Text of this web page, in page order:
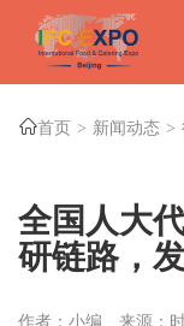
首页 新闻动态
全国人大
研链路，
作者：小编 来源：